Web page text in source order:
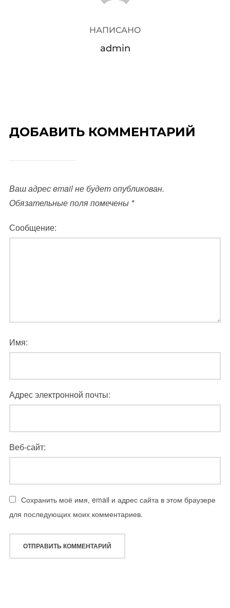
НАПИСАНО
admin
ДОБАВИТЬ КОММЕНТАРИЙ
Ваш адрес email не будет опубликован.
Обязательные поля помечены *
Сообщение:
Имя:
Адрес электронной почты:
Веб-сайт:
Сохранить моё имя, email и адрес сайта в этом браузере
для последующих моих комментариев.